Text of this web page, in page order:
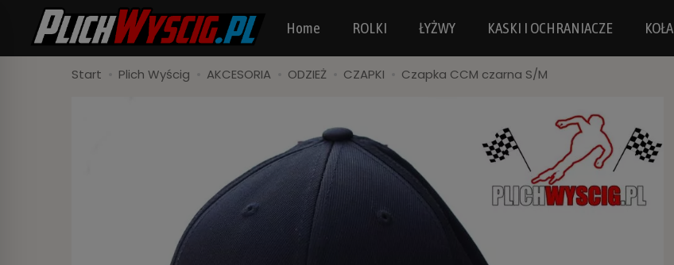
Home ROLKI ŁYŻWY KASKI I OCHRANIACZE KOŁA
Start Plich Wyścig AKCESORIA ODZIEŻ CZAPKI Czapka CCM czarna S/M